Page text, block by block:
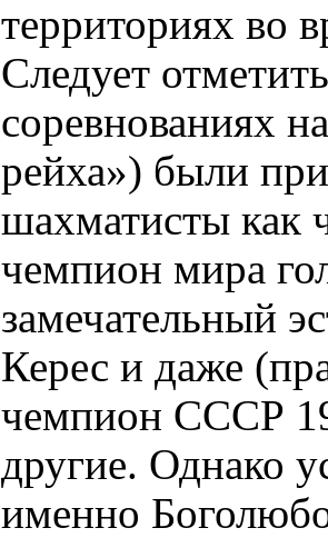
территориях во
Следует
соревнованиях
рейха») были
шахматисты как
чемпион мира
замечательный
Керес и даже
чемпион СССР
другие. Однако
именно